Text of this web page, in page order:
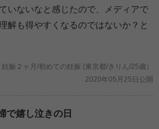
いないなと感じたので、メディアで
解も得やすくなるのではないか？と
妊娠２ヶ月/初めての妊娠 (東京都/きりん/25歳）
2020年05月25日公開
で嬉し泣きの日